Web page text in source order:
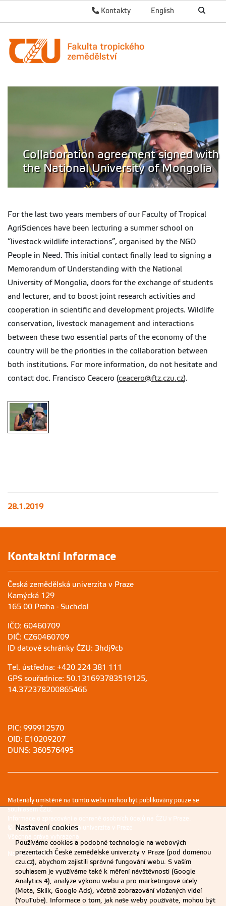
English
Kontakty
Collaboration agreement signed with
the National University of Mongolia
For the last two years members of our Faculty of Tropical
AgriSciences have been lecturing a summer school on
“livestock-wildlife interactions”, organised by the NGO
People in Need. This initial contact finally lead to signing a
Memorandum of Understanding with the National
University of Mongolia, doors for the exchange of students
and lecturer, and to boost joint research activities and
cooperation in scientific and development projects. Wildlife
conservation, livestock management and interactions
between these two essential parts of the economy of the
country will be the priorities in the collaboration between
both institutions. For more information, do not hesitate and
contact doc. Francisco Ceacero (ceacero@ftz.czu.cz).
28.1.2019
Kontaktní informace
Česká zemědělská univerzita v Praze
Kamýcká 129
165 00 Praha - Suchdol
IČO: 60460709
DIČ: CZ60460709
ID datové schránky ČZU: 3hdj9cb
Tel. ústředna: +420 224 381 111
GPS souřadnice: 50.131693783519125,
14.372378200865466
PIC: 999912570
OID: E10209207
DUNS: 360576495
Materiály umístěné na tomto webu mohou být publikovány pouze se
souhlasem ČZU.
Informace o zpracování a ochraně osobních údajů na ČZU v Praze.
© 2026 Česká zemědělská univerzita v Praze
Všechna práva vyhrazena
Nastavení cookies
Nastavení cookies
Používáme cookies a podobné technologie na webových
prezentacích České zemědělské univerzity v Praze (pod doménou
czu.cz), abychom zajistili správné fungování webu. S vaším
souhlasem je využíváme také k měření návštěvnosti (Google
Analytics 4), analýze výkonu webu a pro marketingové účely
(Meta, Sklik, Google Ads), včetně zobrazování vložených videí
(YouTube). Informace o tom, jak naše weby používáte, mohou být